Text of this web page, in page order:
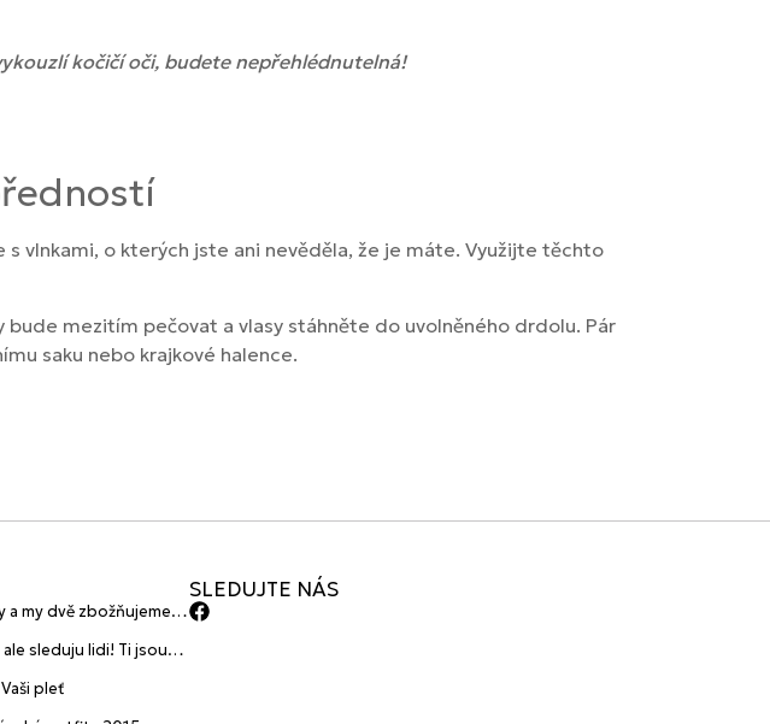
kočičí oči, budete nepřehlédnutelná!
vlnkami, o kterých jste ani nevěděla, že je máte. Využijte těchto
mezitím pečovat a vlasy stáhněte do uvolněného drdolu. Pár
saku nebo krajkové halence.
a my dvě zbožňujeme
sleduju lidi! Ti jsou
pleť
SLEDUJTE NÁS